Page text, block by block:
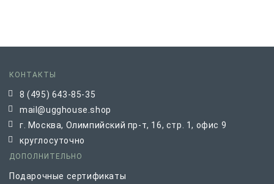
КОНТАКТЫ
8 (495) 643-85-35
mail@ugghouse.shop
г. Москва, Олимпийский пр-т, 16, стр. 1, офис 9
круглосуточно
ДОПОЛНИТЕЛЬНО
Подарочные сертификаты